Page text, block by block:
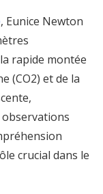
, Eunice Newton
rapide montée
(CO2) et de la
observations
crucial dans le